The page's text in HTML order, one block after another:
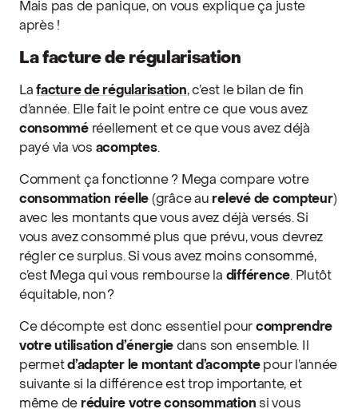
Mais pas de panique, on vous explique ça juste
après !
La facture de régularisation
Lafacture de régularisation, c’est le bilan de fin
d’année. Elle fait le point entre ce que vous avez
consomméréellement et ce que vous avez déjà
payé via vos acomptes.
Comment ça fonctionne ? Mega compare votre
consommation réelle (grâce au relevé de compteur)
avec les montants que vous avez déjà versés. Si
vous avez consommé plus que prévu, vous devrez
régler ce surplus. Si vous avez moins consommé,
c’est Mega qui vous rembourse la différence. Plutôt
équitable, non ?
Ce décompte est donc essentiel pour comprendre
votre utilisation d’énergie dans son ensemble. Il
permetd’adapter le montant d’acomptepour l’année
suivante si la différence est trop importante, et
même de réduire votre consommation si vous